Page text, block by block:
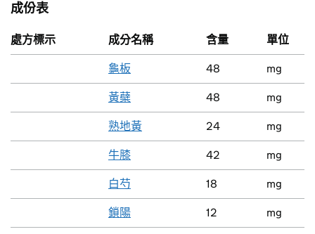
成份表
處方標示 成分名稱 含量 單位
龜板 48 mg
黃蘗 48 mg
熟地黃 24 mg
牛膝 42 mg
白芍 18 mg
鎖陽 12 mg